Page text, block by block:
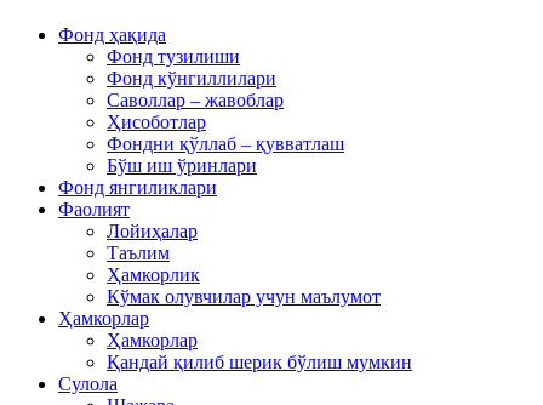
Фонд ҳақида
Фонд тузилиши
Фонд кўнгиллилари
Саволлар – жавоблар
Ҳисоботлар
Фондни қўллаб – қувватлаш
Бўш иш ўринлари
Фонд янгиликлари
Фаолият
Лойиҳалар
Таълим
Ҳамкорлик
Кўмак олувчилар учун маълумот
Ҳамкорлар
Ҳамкорлар
Қандай қилиб шерик бўлиш мумкин
Сулола